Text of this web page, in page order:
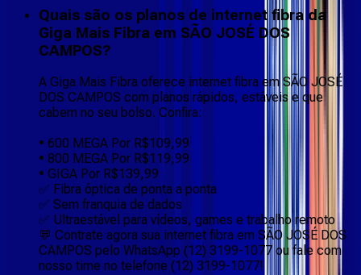
Quais são os planos de internet fibra da
Giga Mais Fibra em SÃO JOSÉ DOS
CAMPOS?
A Giga Mais Fibra oferece internet fibra em SÃO JOSÉ
DOS CAMPOS com planos rápidos, estáveis e que
cabem no seu bolso. Confira:
• 600 MEGA Por R$109,99
• 800 MEGA Por R$119,99
• GIGA Por R$139,99
✅ Fibra óptica de ponta a ponta
✅ Sem franquia de dados
✅ Ultraestável para vídeos, games e trabalho remoto
💬 Contrate agora sua internet fibra em SÃO JOSÉ DOS
CAMPOS pelo WhatsApp (12) 3199-1077 ou fale com
nosso time no telefone (12) 3199-1077!